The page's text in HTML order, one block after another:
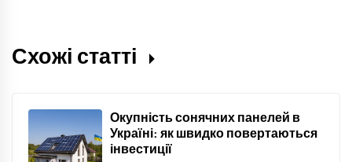
Схожі статті
Окупність сонячних панелей в
Україні: як швидко повертаються
інвестиції